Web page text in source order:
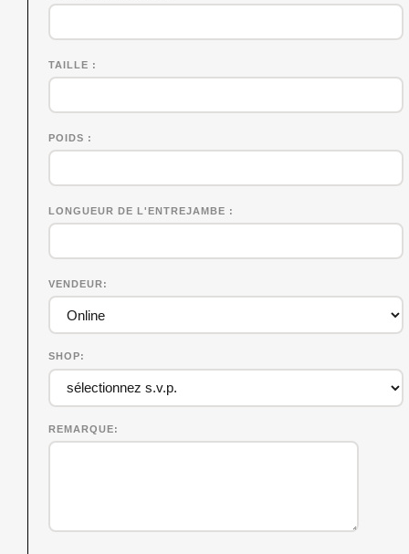
TAILLE
POIDS
LONGUEUR DE L'ENTREJAMBE
VENDEUR
SHOP
REMARQUE